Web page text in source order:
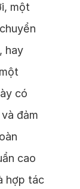
một
hay
có
đảm
cao
hợp tác